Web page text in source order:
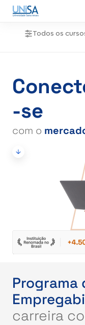
Todos os
-se
com o
Programa
carreira